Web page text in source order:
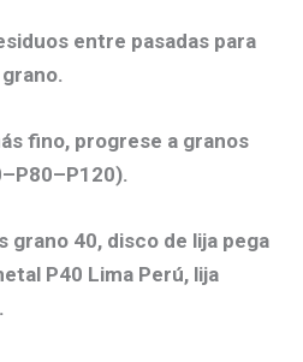
entre pasadas para
fino, progrese a granos
grano 40, disco de lija pega
P40 Lima Perú, lija